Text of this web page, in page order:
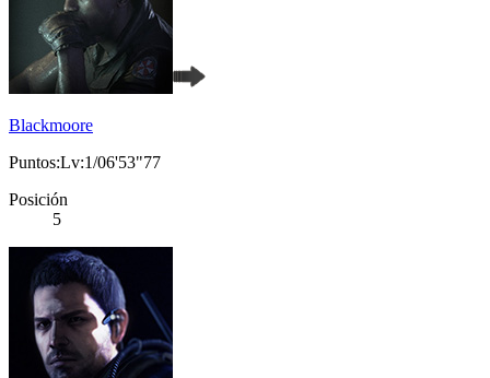
Blackmoore
Puntos:Lv:1/06'53"77
Posición
5